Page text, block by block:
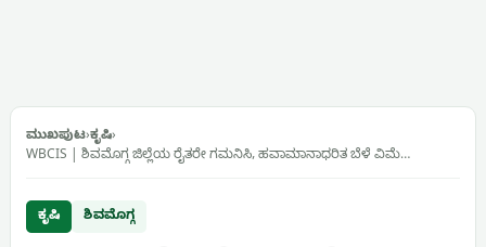
ಮುಖಪುಟ›ಕೃಷಿ›
WBCIS | ಶಿವಮೊಗ್ಗ ಜಿಲ್ಲೆಯ ರೈತರೇ ಗಮನಿಸಿ, ಹವಾಮಾನಾಧರಿತ ಬೆಳೆ ವಿಮೆ…
ಕೃಷಿ ಶಿವಮೊಗ್ಗ